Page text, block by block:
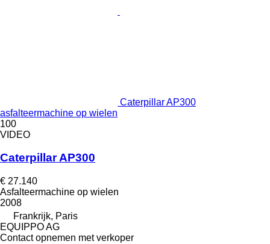
Caterpillar AP300
asfalteermachine op wielen
100
VIDEO
Caterpillar AP300
€ 27.140
Asfalteermachine op wielen
2008
Frankrijk, Paris
EQUIPPO AG
Contact opnemen met verkoper